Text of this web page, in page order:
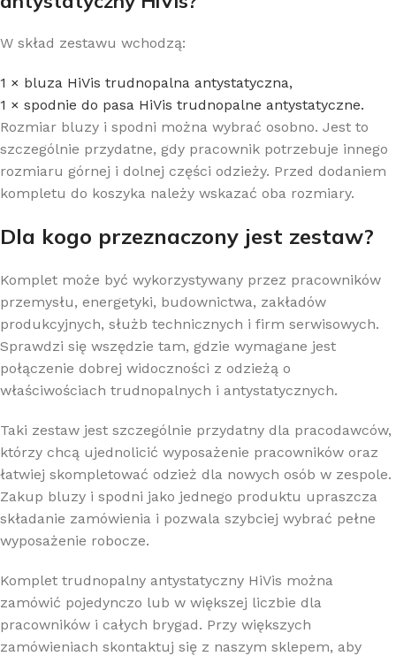
W skład zestawu wchodzą:
1 × bluza HiVis trudnopalna antystatyczna,
1 × spodnie do pasa HiVis trudnopalne antystatyczne.
Rozmiar bluzy i spodni można wybrać osobno. Jest to
szczególnie przydatne, gdy pracownik potrzebuje innego
rozmiaru górnej i dolnej części odzieży. Przed dodaniem
kompletu do koszyka należy wskazać oba rozmiary.
Dla kogo przeznaczony jest zestaw?
Komplet może być wykorzystywany przez pracowników
przemysłu, energetyki, budownictwa, zakładów
produkcyjnych, służb technicznych i firm serwisowych.
Sprawdzi się wszędzie tam, gdzie wymagane jest
połączenie dobrej widoczności z odzieżą o
właściwościach trudnopalnych i antystatycznych.
Taki zestaw jest szczególnie przydatny dla pracodawców,
którzy chcą ujednolicić wyposażenie pracowników oraz
łatwiej skompletować odzież dla nowych osób w zespole.
Zakup bluzy i spodni jako jednego produktu upraszcza
składanie zamówienia i pozwala szybciej wybrać pełne
wyposażenie robocze.
Komplet trudnopalny antystatyczny HiVis można
zamówić pojedynczo lub w większej liczbie dla
pracowników i całych brygad. Przy większych
zamówieniach skontaktuj się z naszym sklepem, aby